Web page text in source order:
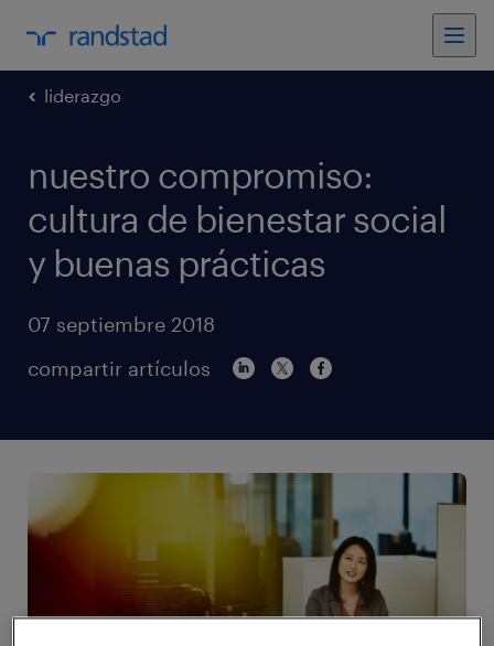
liderazgo
nuestro compromiso:
cultura de bienestar social
y buenas prácticas
07 septiembre 2018
compartir artículos